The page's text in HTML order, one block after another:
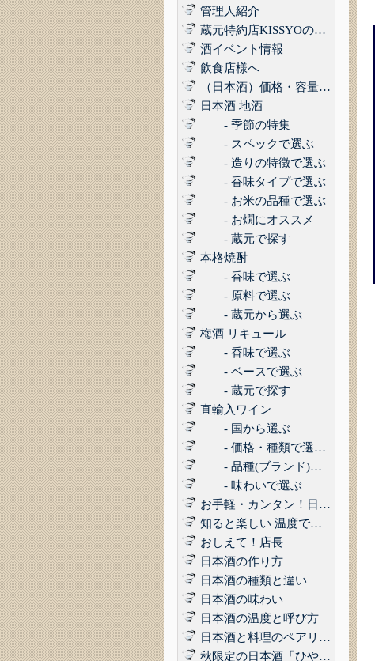
管理人紹介
蔵元特約店KISSYOの品質管理について｜最高の品質でお届けするために
酒イベント情報
飲食店様へ
（日本酒）価格・容量で選ぶ
日本酒 地酒
- 季節の特集
- スペックで選ぶ
- 造りの特徴で選ぶ
- 香味タイプで選ぶ
- お米の品種で選ぶ
- お燗にオススメ
- 蔵元で探す
本格焼酎
- 香味で選ぶ
- 原料で選ぶ
- 蔵元から選ぶ
梅酒 リキュール
- 香味で選ぶ
- ベースで選ぶ
- 蔵元で探す
直輸入ワイン
- 国から選ぶ
- 価格・種類で選ぶ(赤,白,ロゼ,スパークリング)
- 品種(ブランド)で選ぶ
- 味わいで選ぶ
お手軽・カンタン！日本酒に合うコンビニおつまみ3選 Vol.1
知ると楽しい 温度で楽しむ日本酒
おしえて！店長
日本酒の作り方
日本酒の種類と違い
日本酒の味わい
日本酒の温度と呼び方
日本酒と料理のペアリング
秋限定の日本酒「ひやおろし」